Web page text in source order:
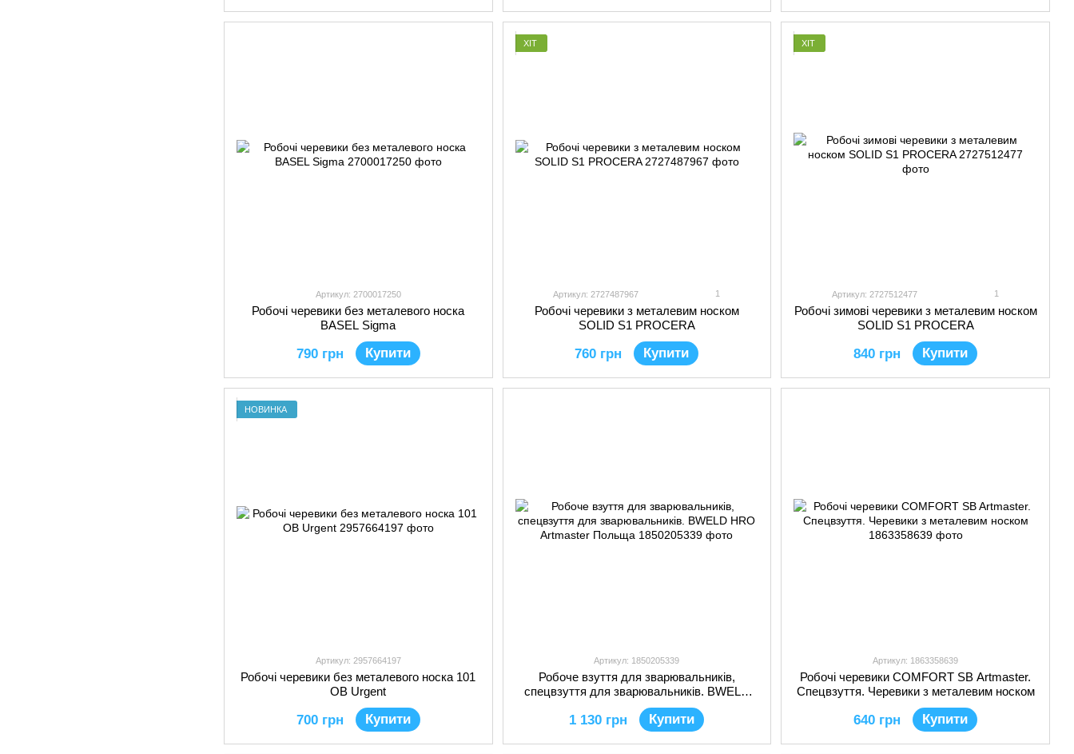
Артикул: 2700017250
Робочі черевики без металевого носка
BASEL Sigma
790 грн Купити
ХІТ
Артикул: 2727487967 1
Робочі черевики з металевим носком
SOLID S1 PROCERA
760 грн Купити
ХІТ
Артикул: 2727512477 1
Робочі зимові черевики з металевим носком
SOLID S1 PROCERA
840 грн Купити
НОВИНКА
Артикул: 2957664197
Робочі черевики без металевого носка 101
OB Urgent
700 грн Купити
Артикул: 1850205339
Робоче взуття для зварювальників,
спецвзуття для зварювальників. BWELD
HRO Artmaster Польща
1 130 грн Купити
Артикул: 1863358639
Робочі черевики COMFORT SB Artmaster.
Спецвзуття. Черевики з металевим носком
640 грн Купити